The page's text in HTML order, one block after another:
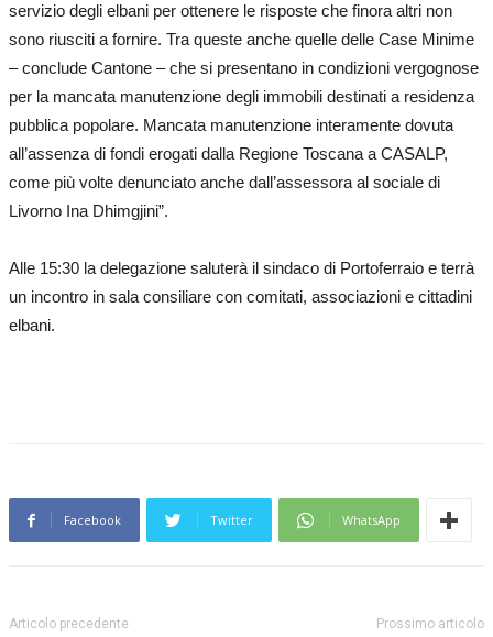
servizio degli elbani per ottenere le risposte che finora altri non
sono riusciti a fornire. Tra queste anche quelle delle Case Minime
– conclude Cantone – che si presentano in condizioni vergognose
per la mancata manutenzione degli immobili destinati a residenza
pubblica popolare. Mancata manutenzione interamente dovuta
all’assenza di fondi erogati dalla Regione Toscana a CASALP,
come più volte denunciato anche dall’assessora al sociale di
Livorno Ina Dhimgjini”.
Alle 15:30 la delegazione saluterà il sindaco di Portoferraio e terrà
un incontro in sala consiliare con comitati, associazioni e cittadini
elbani.
Facebook Twitter WhatsApp
Articolo precedente Prossimo articolo